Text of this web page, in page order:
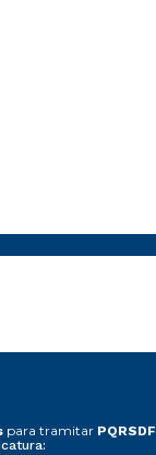
para tramitar PQRSDF